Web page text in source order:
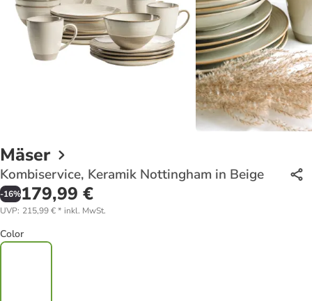
Mäser
Kombiservice, Keramik Nottingham in Beige
-16%179,99 €
UVP: 215,99 €* inkl. MwSt.
Color